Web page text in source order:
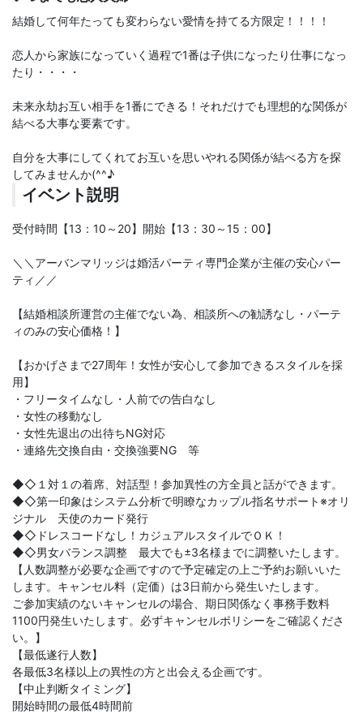
結婚して何年たっても変わらない愛情を持てる方限定！！！！
恋人から家族になっていく過程で1番は子供になったり仕事になっ
たり・・・・
未来永劫お互い相手を1番にできる！それだけでも理想的な関係が
結べる大事な要素です。
自分を大事にしてくれてお互いを思いやれる関係が結べる方を探
してみませんか(^^♪
イベント説明
受付時間【13：10～20】開始【13：30～15：00】
＼＼アーバンマリッジは婚活パーティ専門企業が主催の安心パー
ティ／／
【結婚相談所運営の主催でない為、相談所への勧誘なし・パーテ
ィのみの安心価格！】
【おかげさまで27周年！女性が安心して参加できるスタイルを採
用】
・フリータイムなし・人前での告白なし
・女性の移動なし
・女性先退出の出待ちNG対応
・連絡先交換自由・交換強要NG 等
◆◇１対１の着席、対話型！参加異性の方全員と話ができます。
◆◇第一印象はシステム分析で明瞭なカップル指名サポート※オリ
ジナル 天使のカード発行
◆◇ドレスコードなし！カジュアルスタイルでＯＫ！
◆◇男女バランス調整 最大でも±3名様までに調整いたします。
【人数調整が必要な企画ですので予定確定の上ご予約お願いいた
します。キャンセル料（定価）は3日前から発生いたします。
ご参加実績のないキャンセルの場合、期日関係なく事務手数料
1100円発生いたします。必ずキャンセルポリシーをご確認くださ
い。】
【最低遂行人数】
各最低3名様以上の異性の方と出会える企画です。
【中止判断タイミング】
開始時間の最低4時間前